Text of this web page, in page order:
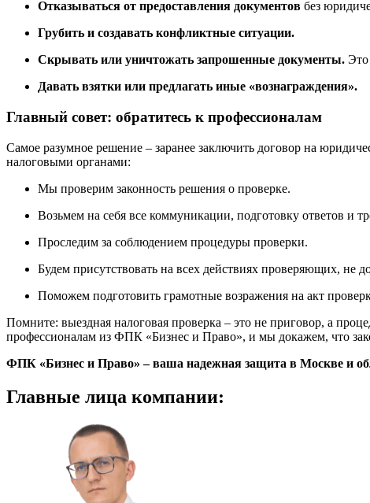
Отказываться от предоставления документов без
Грубить и создавать конфликтные ситуации.
Скрывать или уничтожать запрошенные документы. Это
Давать взятки или предлагать иные «вознаграждения».
Главный совет: обратитесь к профессионалам
Самое разумное решение – заранее заключить договор на
налоговыми органами:
Мы проверим законность решения о проверке.
Возьмем на себя все коммуникации, подготовку ответов и
Проследим за соблюдением процедуры проверки.
Будем присутствовать на всех действиях проверяющих, не
Поможем подготовить грамотные возражения на акт
Помните: выездная налоговая проверка – это не приговор, а
профессионалам из ФПК «Бизнес и Право», и мы докажем, что
ФПК «Бизнес и Право» – ваша надежная защита в Москве и
Главные лица компании: